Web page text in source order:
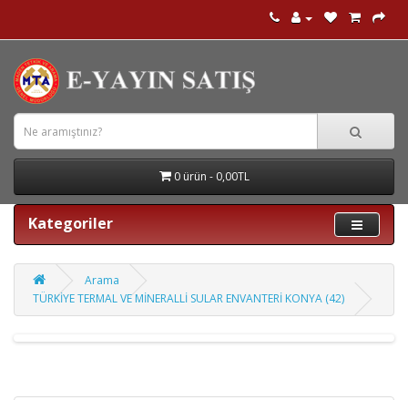
0 ürün - 0,00TL
Kategoriler
Arama
TÜRKİYE TERMAL VE MİNERALLİ SULAR ENVANTERİ KONYA (42)